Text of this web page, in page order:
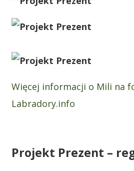
Więcej informacji o Mili na
Labradory.info
Projekt Prezent –